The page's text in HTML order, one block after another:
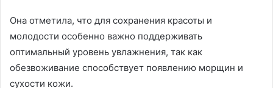
Она отметила, что для сохранения красоты и
молодости особенно важно поддерживать
оптимальный уровень увлажнения, так как
обезвоживание способствует появлению морщин и
сухости кожи.